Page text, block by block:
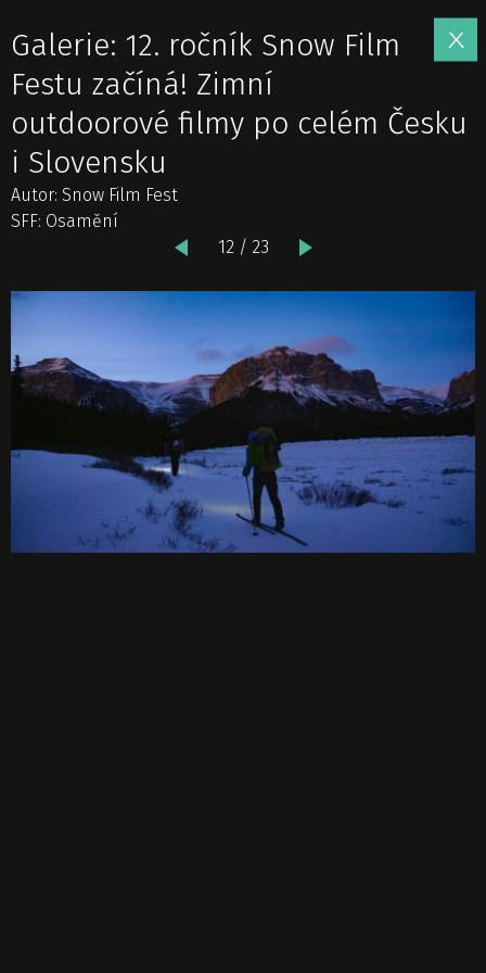
Galerie: 12. ročník Snow Film
Festu začíná! Zimní
outdoorové filmy po celém Česku
i Slovensku
Autor: Snow Film Fest
SFF: Osamění
12 / 23